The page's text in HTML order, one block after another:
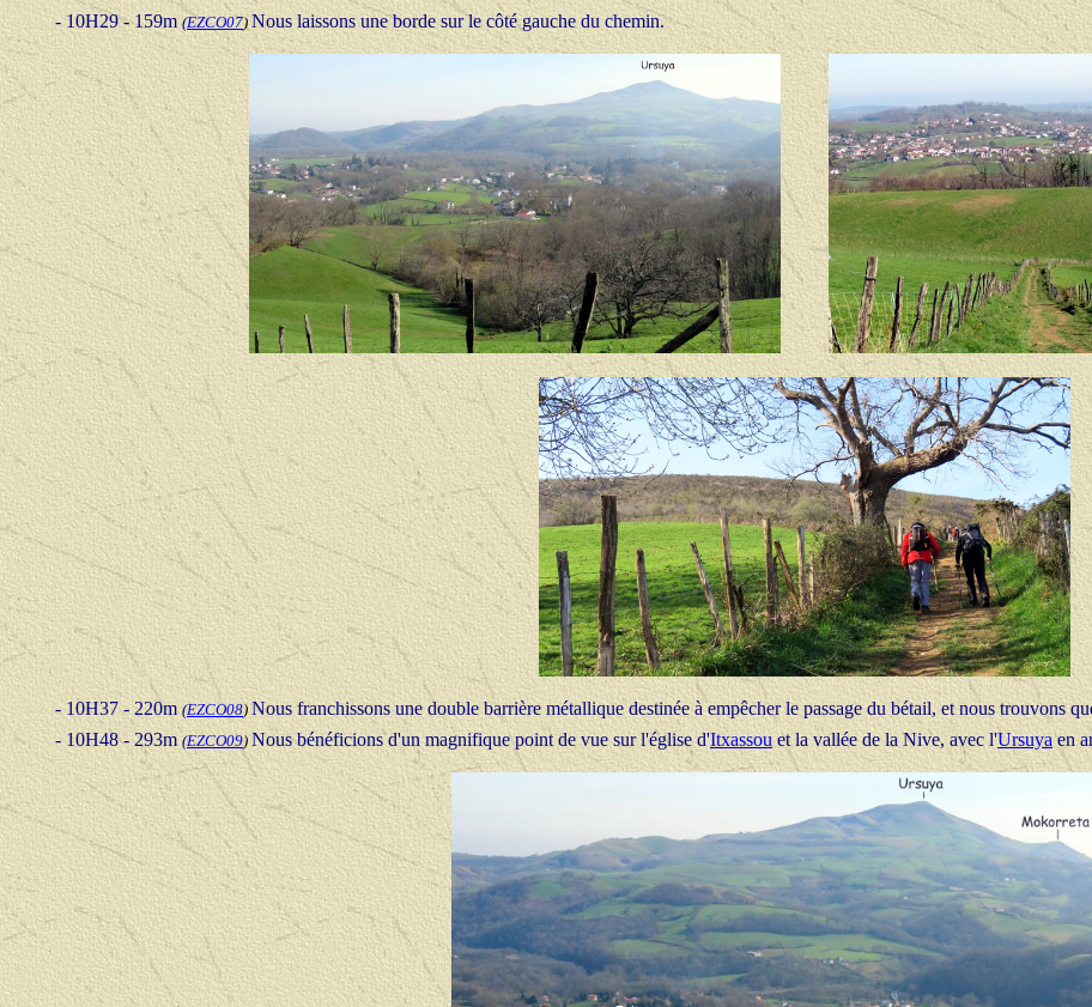
- 10H29 - 159m (EZCO07) Nous laissons une borde sur le côté gauche du chemin.
- 10H37 - 220m (EZCO08)Nous franchissons une double barrière métallique destinée à empêcher le passage du bétail, et nous trouvons
- 10H48 - 293m(EZCO09)Nousbénéficions d'un magnifique point de vue sur l'église d'Itxassou et la vallée de la Nive, avec l'Ursuyaen